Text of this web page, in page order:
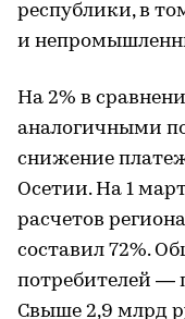
республики, в
и
На 2% в
аналогичными
снижение
Осетии. На 1
расчетов
составил 72%.
потребителей —
Свыше 2,9 млрд